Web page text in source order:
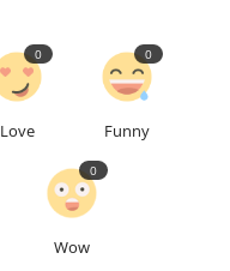
Love
0
Funny
0
Wow
0